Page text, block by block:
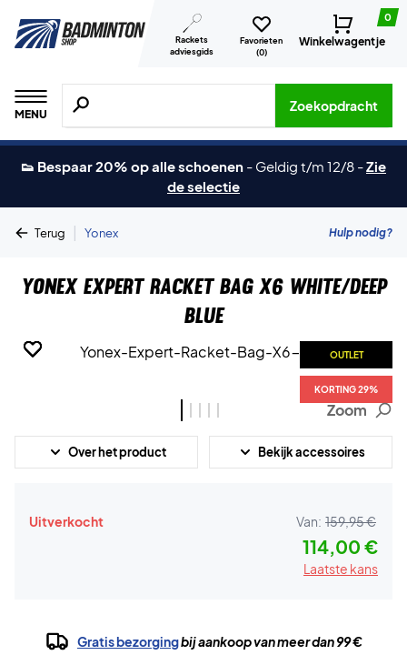
Rackets
adviesgids
Favorieten
(0)
0
Winkelwagentje
MENU
Zoeken naar producten, merken etc.
Zoekopdracht
👟 Bespaar 20% op alle schoenen - Geldig t/m 12/8 -Zie
de selectie
Terug | Yonex Hulp nodig?
Yonex Expert Racket Bag X6 White/Deep
Blue
OUTLET
KORTING 29%
OUTLET
KORTING 29%
OUTLET
KORTING 29%
OUTLET
KORTING 29%
OUTLET
KORTING 29%
Zoom
Over het product Bekijk accessoires
Uitverkocht Van: 159,95 €
114,00 €
Laatste kans
Gratis bezorgingbij aankoop van meer dan 99 €